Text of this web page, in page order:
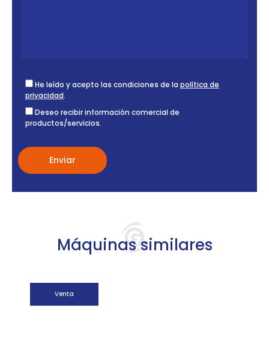
He leído y acepto las condiciones de la política de
privacidad.
Deseo recibir información comercial de
productos/servicios.
Máquinas similares
Venta